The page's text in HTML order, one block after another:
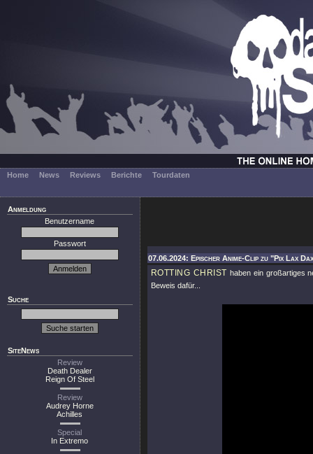
Home News Reviews Berichte Tourdaten
Anmeldung
Benutzername
Passwort
Suche
SiteNews
Review
Death Dealer
Reign Of Steel
Review
Audrey Horne
Achilles
Special
In Extremo
07.06.2024: Epischer Anime-Clip zu "Pix Lax
ROTTING CHRIST haben ein großartiges
Beweis dafür...